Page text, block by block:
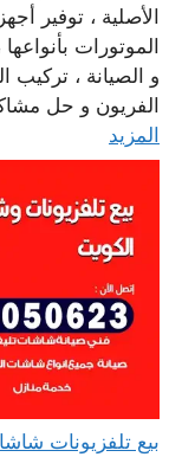
الأصلية ، توفير
الموتورات
و الصيانة ، تركيب
الفريون و حل
المزيد